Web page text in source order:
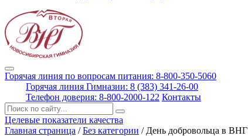
Горячая линия по вопросам питания: 8-800-350-5060
Горячая линия Гимназии: 8 (383) 341-26-00
Телефон доверия: 8-800-2000-122 Контакты
Поиск:
Целевые показатели качества
Главная страница /Без категории / День добровольца в ВНГ